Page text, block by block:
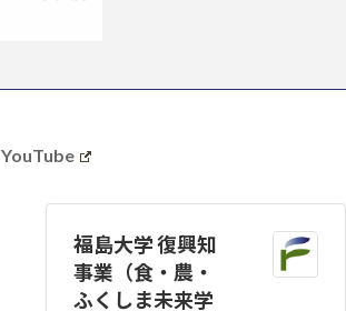
YouTube
福島大学 復興知
事業（食・農・
ふくしま未来学